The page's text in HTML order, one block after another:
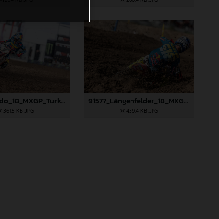
91359_Prado_18_MXGP_Turkey_2024_22A6132
361,5 KB .JPG
91577_Längenfelder_18_MXGP_Turkey_2024_22A2171
439,4 KB .JPG